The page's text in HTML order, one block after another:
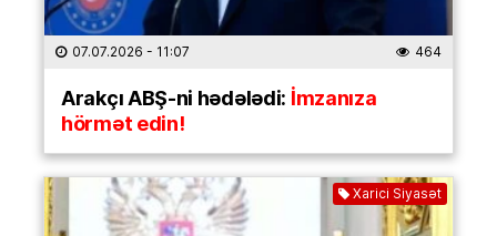
07.07.2026 - 11:07 464
Arakçı ABŞ-ni hədələdi: İmzanıza
hörmət edin!
Xarici Siyasət